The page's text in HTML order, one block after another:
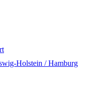
Holstein / Hamburg